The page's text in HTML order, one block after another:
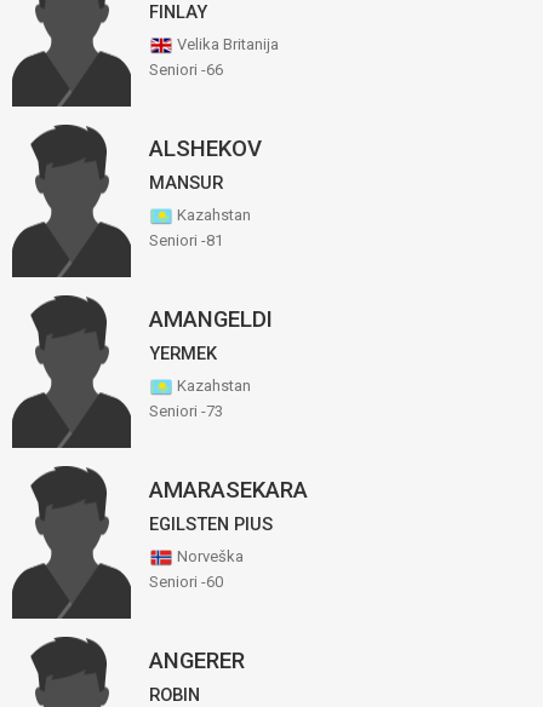
FINLAY
Velika Britanija
Seniori -66
ALSHEKOV
MANSUR
Kazahstan
Seniori -81
AMANGELDI
YERMEK
Kazahstan
Seniori -73
AMARASEKARA
EGILSTEN PIUS
Norveška
Seniori -60
ANGERER
ROBIN